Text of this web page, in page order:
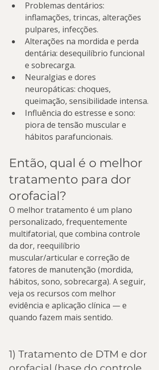
Problemas dentários:
inflamações, trincas, alterações
pulpares, infecções.
Alterações na mordida e perda
dentária: desequilíbrio funcional
e sobrecarga.
Neuralgias e dores
neuropáticas: choques,
queimação, sensibilidade intensa.
Influência do estresse e sono:
piora de tensão muscular e
hábitos parafuncionais.
Então, qual é o melhor
tratamento para dor
orofacial?
O melhor tratamento é um plano
personalizado, frequentemente
multifatorial, que combina controle
da dor, reequilíbrio
muscular/articular e correção de
fatores de manutenção (mordida,
hábitos, sono, sobrecarga). A seguir,
veja os recursos com melhor
evidência e aplicação clínica — e
quando fazem mais sentido.
1) Tratamento de DTM e dor